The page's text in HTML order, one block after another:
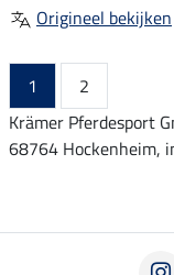
Origineel bekijken
1
2
Krämer Pferdesport
68764 Hockenheim,